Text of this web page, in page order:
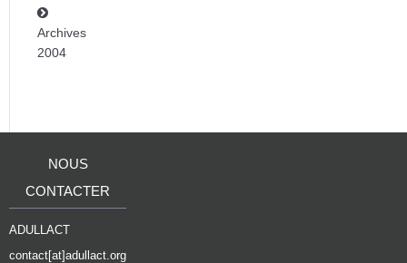
Archives
2004
NOUS
CONTACTER
ADULLACT
contact[at]adullact.org